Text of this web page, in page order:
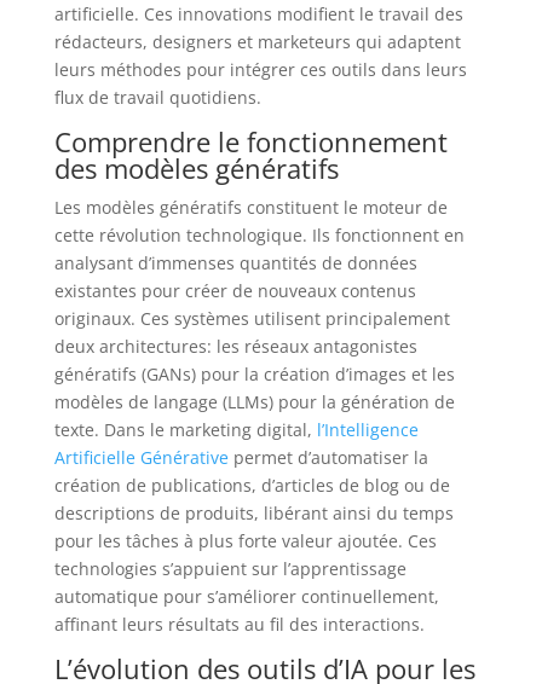
artificielle. Ces innovations modifient le travail des
rédacteurs, designers et marketeurs qui adaptent
leurs méthodes pour intégrer ces outils dans leurs
flux de travail quotidiens.
Comprendre le fonctionnement
des modèles génératifs
Les modèles génératifs constituent le moteur de
cette révolution technologique. Ils fonctionnent en
analysant d’immenses quantités de données
existantes pour créer de nouveaux contenus
originaux. Ces systèmes utilisent principalement
deux architectures: les réseaux antagonistes
génératifs (GANs) pour la création d’images et les
modèles de langage (LLMs) pour la génération de
texte. Dans le marketing digital, l’Intelligence
Artificielle Générativepermet d’automatiser la
création de publications, d’articles de blog ou de
descriptions de produits, libérant ainsi du temps
pour les tâches à plus forte valeur ajoutée. Ces
technologies s’appuient sur l’apprentissage
automatique pour s’améliorer continuellement,
affinant leurs résultats au fil des interactions.
L’évolution des outils d’IA pour les